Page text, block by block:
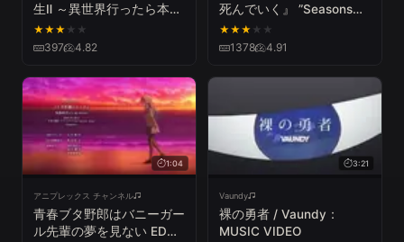
生Ⅱ ～異世界行ったら本気
だす～」ノンクレジットオ
ープニング／「spiral」
★★★ ★ ★
397 4.82
死んでいく』 ”Seasons
die one after another” “東
京喰種トーキョーグール
★★★ ★ ★
1378 4.91
1:04
アニプレックス チャンネル
青春ブタ野郎はバニーガー
ル先輩の夢を見ない EDテ
3:21
Vaundy
裸の勇者 / Vaundy：
MUSIC VIDEO